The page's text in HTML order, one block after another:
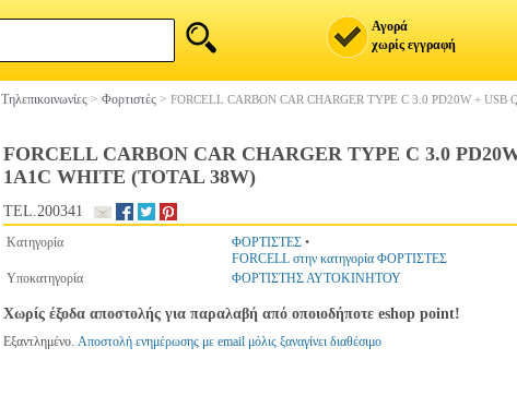
Αγορά
χωρίς εγγραφή
Τηλεπικοινωνίες > Φορτιστές > FORCELL CARBON CAR CHARGER TYPE C 3.0 PD20W +
FORCELL CARBON CAR CHARGER TYPE C 3.0
1A1C WHITE (TOTAL 38W)
TEL.200341
Κατηγορία ΦΟΡΤΙΣΤΕΣ •
FORCELL στην κατηγορία ΦΟΡΤΙΣΤΕΣ
Υποκατηγορία
ΦΟΡΤΙΣΤΗΣ ΑΥΤΟΚΙΝΗΤΟΥ
Χωρίς έξοδα αποστολής για παραλαβή από οποιοδήποτε eshop point!
Εξαντλημένο. Αποστολή ενημέρωσης με email μόλις ξαναγίνει διαθέσιμο